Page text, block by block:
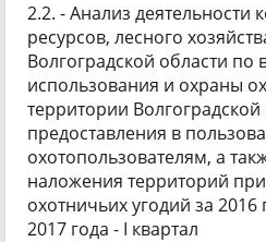
2.2. - Анализ деятельности
ресурсов, лесного
Волгоградской области
использования и охраны
территории Волгоградской
предоставления в
охотопользователям, а
наложения территорий
охотничьих угодий за
2017 года - I квартал